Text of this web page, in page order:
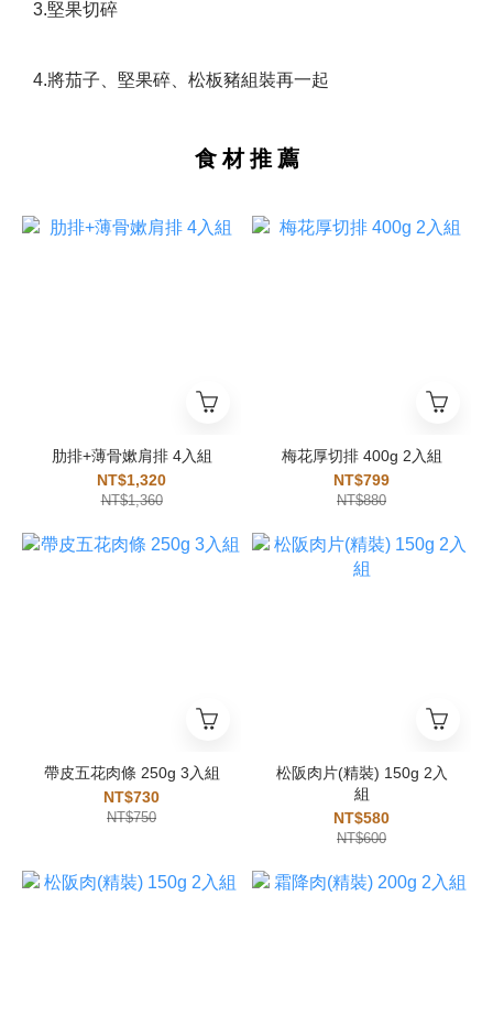
3.堅果切碎
4.將茄子、堅果碎、松板豬組裝再一起
食 材 推 薦
肋排+薄骨嫰肩排 4入組
NT$1,320
NT$1,360
梅花厚切排 400g 2入組
NT$799
NT$880
帶皮五花肉條 250g 3入組
NT$730
NT$750
松阪肉片(精裝) 150g 2入
組
NT$580
NT$600